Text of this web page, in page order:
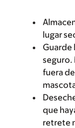
lugar
Guarde
seguro.
fuera
que
retrete